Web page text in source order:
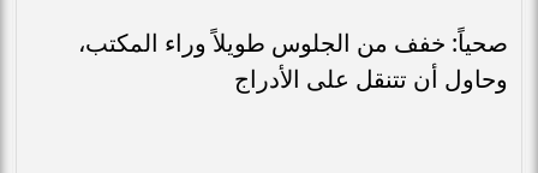
صحياً: خفف من الجلوس طويلاً وراء المكتب،
وحاول أن تتنقل على الأدراج